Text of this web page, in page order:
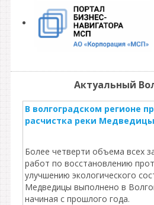
Актуальный
В волгоградском регионе
расчистка реки Медведицы
Более четверти объема всех
работ по восстановлению
улучшению экологического
Медведицы выполнено в
начиная с прошлого года.